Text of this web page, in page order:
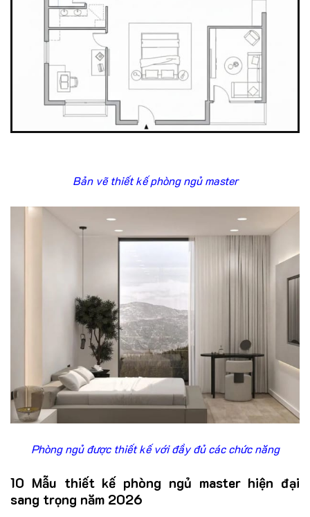
Bản vẽ thiết kế phòng ngủ master
Phòng ngủ được thiết kế với đầy đủ các chức năng
10 Mẫu thiết kế phòng ngủ master hiện đại
sang trọng năm 2026